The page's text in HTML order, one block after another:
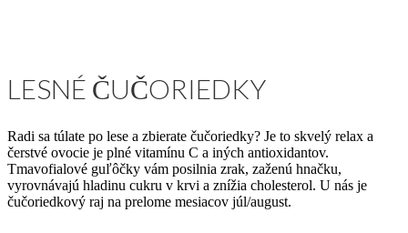
LESNÉ ČUČORIEDKY
Radi sa túlate po lese a zbierate čučoriedky? Je to skvelý relax a
čerstvé ovocie je plné vitamínu C a iných antioxidantov.
Tmavofialové guľôčky vám posilnia zrak, zaženú hnačku,
vyrovnávajú hladinu cukru v krvi a znížia cholesterol. U nás je
čučoriedkový raj na prelome mesiacov júl/august.